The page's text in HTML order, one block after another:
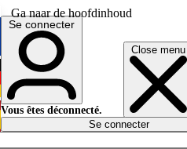
Ga naar de hoofdinhoud
Close menu
English
Deutsch
Español
Se connecter
Vous êtes déconnecté.
Se connecter